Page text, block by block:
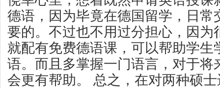
德语，因为毕竟在德国留学，日常
要的。不过也不用过分担心，因为
就配有免费德语课，可以帮助学生
语。而且多掌握一门语言，对于将
会更有帮助。 总之，在对两种硕